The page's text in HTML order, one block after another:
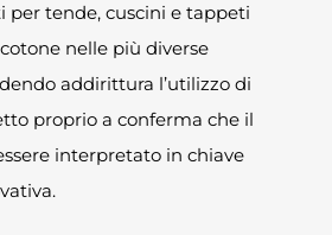
per tende, cuscini e tappeti
nelle più diverse
addirittura l’utilizzo di
proprio a conferma che il
interpretato in chiave